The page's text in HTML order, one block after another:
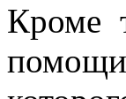
Кроме
помощи